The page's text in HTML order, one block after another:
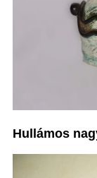
Hullámos